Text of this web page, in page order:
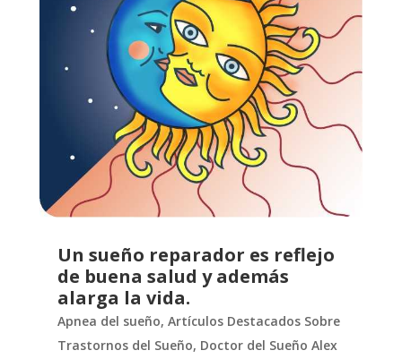
Un sueño reparador es reflejo
de buena salud y además
alarga la vida.
Apnea del sueño, Artículos Destacados Sobre
Trastornos del Sueño, Doctor del Sueño Alex